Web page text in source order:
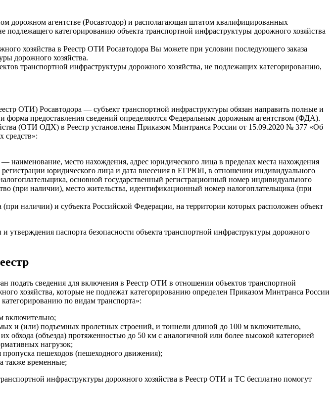
дорожном агентстве (Росавтодор) и располагающая штатом квалифицированных
категорированию объекта транспортной инфраструктуры дорожного хозяйства
хозяйства в Реестр ОТИ Росавтодора Вы можете при условии последующего заказа
дорожного хозяйства.
транспортной инфраструктуры дорожного хозяйства, не подлежащих категорированию,
ОТИ) Росавтодора — субъект транспортной инфраструктуры обязан направить полные и
предоставления сведений определяются Федеральным дорожным агентством (ФДА).
(ОТИ ОДХ) в Реестр установлены Приказом Минтранса России от 15.09.2020 № 377 «Об
средств»:
место нахождения, адрес юридического лица в пределах места нахождения
юридического лица и дата внесения в ЕГРЮЛ, в отношении индивидуального
основной государственный регистрационный номер индивидуального
(при наличии), место жительства, идентификационный номер налогоплательщика (при
наличии) и субъекта Российской Федерации, на территории которых расположен объект
паспорта безопасности объекта транспортной инфраструктуры дорожного
подать сведения для включения в Реестр ОТИ в отношении объектов транспортной
хозяйства, которые не подлежат категорированию определен Приказом Минтранса России
по видам транспорта»:
включительно;
и (или) подъемных пролетных строений, и тоннели длиной до 100 м включительно,
(объезда) протяженностью до 50 км с аналогичной или более высокой категорией
нагрузок;
пешеходов (пешеходного движения);
также временные;
инфраструктуры дорожного хозяйства в Реестр ОТИ и ТС бесплатно помогут